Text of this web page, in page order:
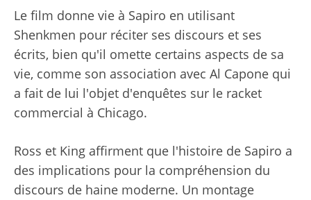
Le film donne vie à Sapiro en utilisant
Shenkmen pour réciter ses discours et ses
écrits, bien qu'il omette certains aspects de sa
vie, comme son association avec Al Capone qui
a fait de lui l'objet d'enquêtes sur le racket
commercial à Chicago.
Ross et King affirment que l'histoire de Sapiro a
des implications pour la compréhension du
discours de haine moderne. Un montage